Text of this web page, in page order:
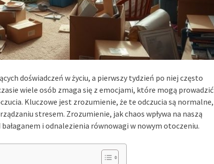
doświadczeń w życiu, a pierwszy tydzień po niej często
wiele osób zmaga się z emocjami, które mogą prowadzić
Kluczowe jest zrozumienie, że te odczucia są normalne,
stresem. Zrozumienie, jak chaos wpływa na naszą
i odnalezienia równowagi w nowym otoczeniu.